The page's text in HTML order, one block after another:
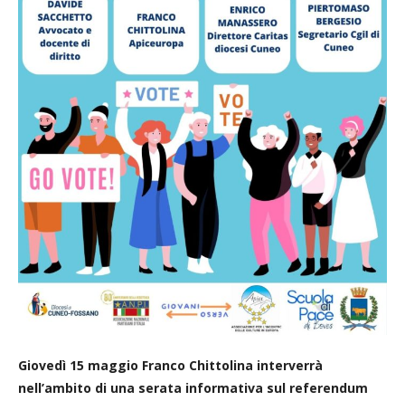
Giovedì 15 maggio Franco Chittolina interverrà
nell’ambito di una serata informativa sul referendum